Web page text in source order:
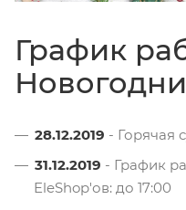
График
28.12.2019 - Горячая
31.12.2019 - График
EleShop'ов: до 17:00